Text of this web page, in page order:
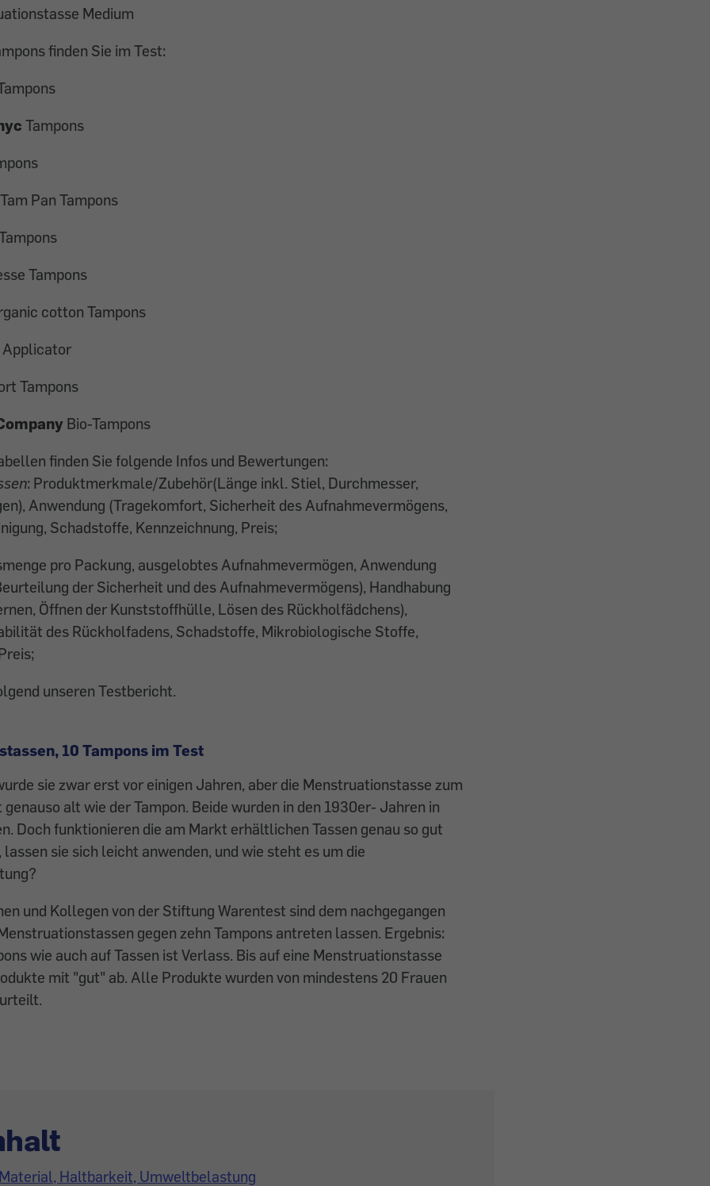
Medium
finden Sie im Test:
Tampons
Pan Tampons
Tampons
cotton Tampons
Tampons
Bio-Tampons
finden Sie folgende Infos und Bewertungen:
: Produktmerkmale/Zubehör(Länge inkl. Stiel, Durchmesser,
Anwendung (Tragekomfort, Sicherheit des Aufnahmevermögens,
Schadstoffe, Kennzeichnung, Preis;
pro Packung, ausgelobtes Aufnahmevermögen, Anwendung
der Sicherheit und des Aufnahmevermögens), Handhabung
Öffnen der Kunststoffhülle, Lösen des Rückholfädchens),
des Rückholfadens, Schadstoffe, Mikrobiologische Stoffe,
unseren Testbericht.
10 Tampons im Test
sie zwar erst vor ­einigen Jahren, aber die Menstruationstasse zum
alt wie der Tampon. Beide wurden in den 1930er- Jahren in
Doch funktionieren die am Markt erhältlichen Tassen genau so gut
lassen sie sich leicht anwenden, und wie steht es um die
und Kollegen von der Stiftung Warentest sind dem nachgegangen
gegen zehn Tampons antreten lassen. Ergebnis:
wie auch auf Tassen ist Verlass. Bis auf eine Menstruationstasse
mit "gut" ab. Alle Produkte wurden von mindestens 20 Frauen
Haltbarkeit, Umweltbelastung